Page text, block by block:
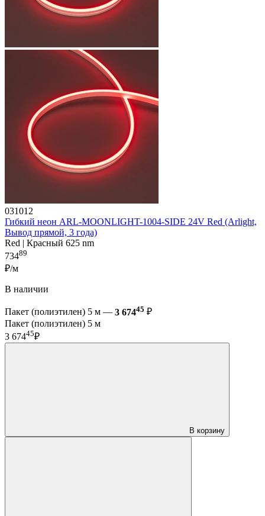
031012
Гибкий неон ARL-MOONLIGHT-1004-SIDE 24V Red (Arlight,
Вывод прямой, 3 года)
Red | Красный 625 nm
73489
₽/м
В наличии
Пакет (полиэтилен) 5 м — 3 67445 ₽
Пакет (полиэтилен) 5 м
3 67445₽
В корзину